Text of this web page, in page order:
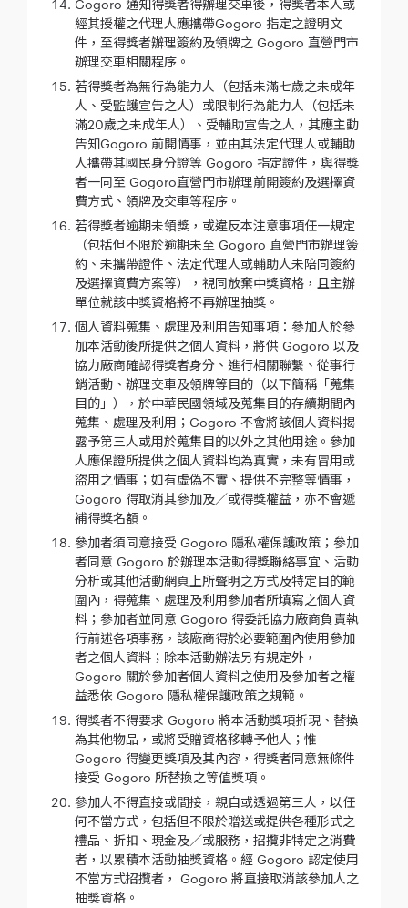
Gogoro 通知得獎者得辦理交車後，得獎者本人或
經其授權之代理人應攜帶Gogoro 指定之證明文
件，至得獎者辦理簽約及領牌之 Gogoro 直營門市
辦理交車相關程序。
若得獎者為無行為能力人（包括未滿七歲之未成年
人、受監護宣告之人）或限制行為能力人（包括未
滿20歲之未成年人）、受輔助宣告之人，其應主動
告知Gogoro 前開情事，並由其法定代理人或輔助
人攜帶其國民身分證等 Gogoro 指定證件，與得獎
者一同至 Gogoro直營門市辦理前開簽約及選擇資
費方式、領牌及交車等程序。
若得獎者逾期未領獎，或違反本注意事項任一規定
（包括但不限於逾期未至 Gogoro 直營門市辦理簽
約、未攜帶證件、法定代理人或輔助人未陪同簽約
及選擇資費方案等），視同放棄中獎資格，且主辦
單位就該中獎資格將不再辦理抽獎。
個人資料蒐集、處理及利用告知事項：參加人於參
加本活動後所提供之個人資料，將供 Gogoro 以及
協力廠商確認得獎者身分、進行相關聯繫、從事行
銷活動、辦理交車及領牌等目的（以下簡稱「蒐集
目的」），於中華民國領域及蒐集目的存續期間內
蒐集、處理及利用；Gogoro 不會將該個人資料揭
露予第三人或用於蒐集目的以外之其他用途。參加
人應保證所提供之個人資料均為真實，未有冒用或
盜用之情事；如有虛偽不實、提供不完整等情事，
Gogoro 得取消其參加及／或得獎權益，亦不會遞
補得獎名額。
參加者須同意接受 Gogoro 隱私權保護政策；參加
者同意 Gogoro 於辦理本活動得獎聯絡事宜、活動
分析或其他活動網頁上所聲明之方式及特定目的範
圍內，得蒐集、處理及利用參加者所填寫之個人資
料；參加者並同意 Gogoro 得委託協力廠商負責執
行前述各項事務，該廠商得於必要範圍內使用參加
者之個人資料；除本活動辦法另有規定外，
Gogoro 關於參加者個人資料之使用及參加者之權
益悉依 Gogoro 隱私權保護政策之規範。
得獎者不得要求 Gogoro 將本活動獎項折現、替換
為其他物品，或將受贈資格移轉予他人；惟
Gogoro 得變更獎項及其內容，得獎者同意無條件
接受 Gogoro 所替換之等值獎項。
參加人不得直接或間接，親自或透過第三人，以任
何不當方式，包括但不限於贈送或提供各種形式之
禮品、折扣、現金及／或服務，招攬非特定之消費
者，以累積本活動抽獎資格。經 Gogoro 認定使用
不當方式招攬者， Gogoro 將直接取消該參加人之
抽獎資格。